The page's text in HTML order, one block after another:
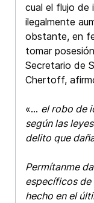
cual el flujo de
ilegalmente
obstante, en
tomar
Secretario de
Chertoff,
«... el robo de
según las
delito que
Permítanme
específicos de
hecho en el